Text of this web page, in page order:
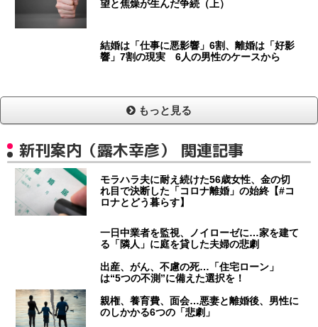
望と焦燥が生んだ争続（上）
結婚は「仕事に悪影響」6割、離婚は「好影
響」7割の現実 6人の男性のケースから
もっと見る
新刊案内（露木幸彦） 関連記事
モラハラ夫に耐え続けた56歳女性、金の切
れ目で決断した「コロナ離婚」の始終【#コ
ロナとどう暮らす】
一日中業者を監視、ノイローゼに…家を建て
る「隣人」に庭を貸した夫婦の悲劇
出産、がん、不慮の死…「住宅ローン」
は“5つの不測”に備えた選択を！
親権、養育費、面会…悪妻と離婚後、男性に
のしかかる6つの「悲劇」